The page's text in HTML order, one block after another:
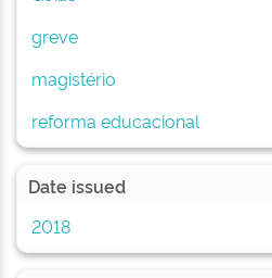
greve
magistério
reforma educacional
Date issued
2018